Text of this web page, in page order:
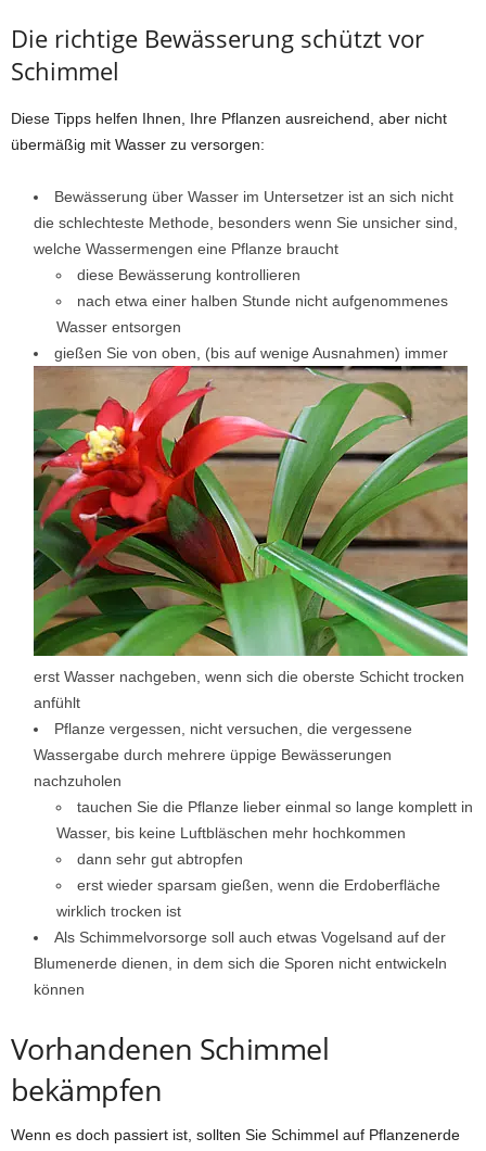
Die richtige Bewässerung schützt vor
Schimmel
Diese Tipps helfen Ihnen, Ihre Pflanzen ausreichend, aber nicht
übermäßig mit Wasser zu versorgen:
Bewässerung über Wasser im Untersetzer ist an sich nicht
die schlechteste Methode, besonders wenn Sie unsicher sind,
welche Wassermengen eine Pflanze braucht
diese Bewässerung kontrollieren
nach etwa einer halben Stunde nicht aufgenommenes
Wasser entsorgen
gießen Sie von oben, (bis auf wenige Ausnahmen) immer
erst Wasser nachgeben, wenn sich die oberste Schicht trocken
anfühlt
Pflanze vergessen, nicht versuchen, die vergessene
Wassergabe durch mehrere üppige Bewässerungen
nachzuholen
tauchen Sie die Pflanze lieber einmal so lange komplett in
Wasser, bis keine Luftbläschen mehr hochkommen
dann sehr gut abtropfen
erst wieder sparsam gießen, wenn die Erdoberfläche
wirklich trocken ist
Als Schimmelvorsorge soll auch etwas Vogelsand auf der
Blumenerde dienen, in dem sich die Sporen nicht entwickeln
können
Vorhandenen Schimmel
bekämpfen
Wenn es doch passiert ist, sollten Sie Schimmel auf Pflanzenerde